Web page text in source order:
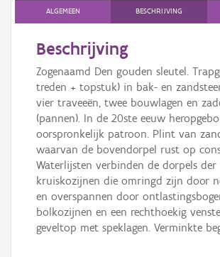
ALGEMEEN BESCHRIJVING
Beschrijving
Zogenaamd Den gouden sleutel.
treden + topstuk) in bak- en
vier traveeën, twee bouwlagen en
(pannen). In de 20ste eeuw
oorspronkelijk patroon. Plint van
waarvan de bovendorpel rust op
Waterlijsten verbinden de dorpels der
kruiskozijnen die omringd zijn door
en overspannen door
bolkozijnen en een rechthoekig
geveltop met speklagen. Verminkte